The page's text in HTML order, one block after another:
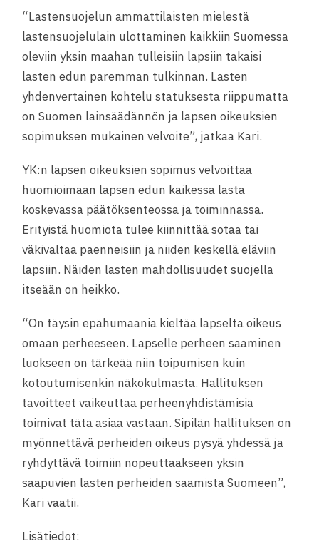
“Lastensuojelun ammattilaisten mielestä
lastensuojelulain ulottaminen kaikkiin Suomessa
oleviin yksin maahan tulleisiin lapsiin takaisi
lasten edun paremman tulkinnan. Lasten
yhdenvertainen kohtelu statuksesta riippumatta
on Suomen lainsäädännön ja lapsen oikeuksien
sopimuksen mukainen velvoite”, jatkaa Kari.
YK:n lapsen oikeuksien sopimus velvoittaa
huomioimaan lapsen edun kaikessa lasta
koskevassa päätöksenteossa ja toiminnassa.
Erityistä huomiota tulee kiinnittää sotaa tai
väkivaltaa paenneisiin ja niiden keskellä eläviin
lapsiin. Näiden lasten mahdollisuudet suojella
itseään on heikko.
“On täysin epähumaania kieltää lapselta oikeus
omaan perheeseen. Lapselle perheen saaminen
luokseen on tärkeää niin toipumisen kuin
kotoutumisenkin näkökulmasta. Hallituksen
tavoitteet vaikeuttaa perheenyhdistämisiä
toimivat tätä asiaa vastaan. Sipilän hallituksen on
myönnettävä perheiden oikeus pysyä yhdessä ja
ryhdyttävä toimiin nopeuttaakseen yksin
saapuvien lasten perheiden saamista Suomeen”,
Kari vaatii.
Lisätiedot: